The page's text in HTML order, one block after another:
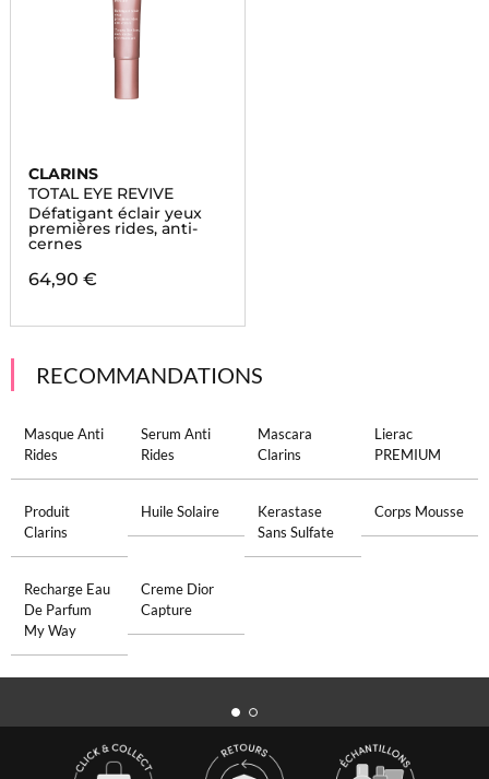
CLARINS
TOTAL EYE REVIVE
Défatigant éclair yeux
premières rides, anti-
cernes
64,90 €
RECOMMANDATIONS
Masque Anti
Rides
Serum Anti
Rides
Mascara
Clarins
Lierac
PREMIUM
Produit
Clarins
Huile Solaire
Kerastase
Sans Sulfate
Corps Mousse
Recharge Eau
De Parfum
My Way
Creme Dior
Capture